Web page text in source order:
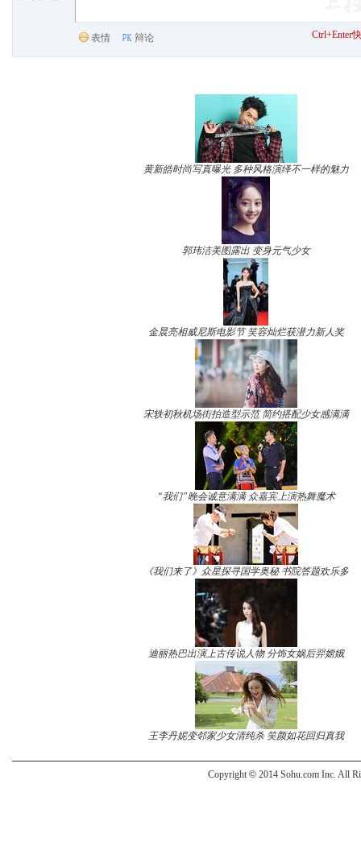
表情 辩论 Ctrl+Enter
黄新皓时尚写真曝光 多种风格演绎不一样的魅力
郭玮洁美图露出 变身元气少女
金晨亮相威尼斯电影节 笑容灿烂获潜力新人奖
宋轶初秋机场街拍造型示范 简约搭配少女感满满
“我们”晚会诚意满满 众嘉宾上演热舞魔术
《我们来了》众星探寻国学奥秘 书院答题欢乐多
迪丽热巴出演上古传说人物 分饰女娲后羿嫦娥
王李丹妮变邻家少女清纯杀 笑颜如花回归真我
Copyright © 2014 Sohu.com Inc. All